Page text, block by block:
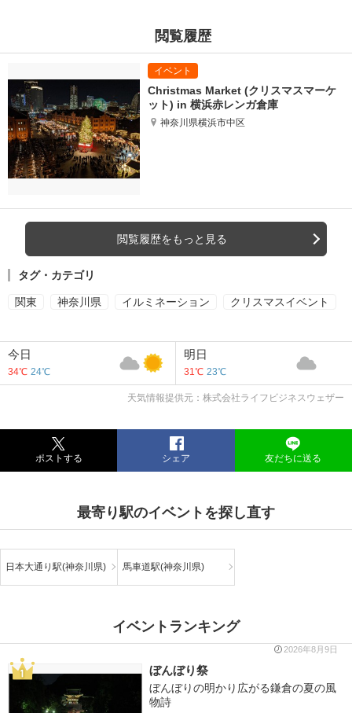
閲覧履歴
Christmas Market (クリスマスマーケ
ット) in 横浜赤レンガ倉庫
神奈川県横浜市中区
閲覧履歴をもっと見る
タグ・カテゴリ
関東 神奈川県 イルミネーション クリスマスイベント
今日
34℃ 24℃
明日
31℃ 23℃
天気情報提供元：株式会社ライフビジネスウェザー
ポストする シェア 友だちに送る
最寄り駅のイベントを探し直す
日本大通り駅(神奈川県) 馬車道駅(神奈川県)
イベントランキング
2026年8月9日
ぼんぼり祭
ぼんぼりの明かり広がる鎌倉の夏の風
物詩